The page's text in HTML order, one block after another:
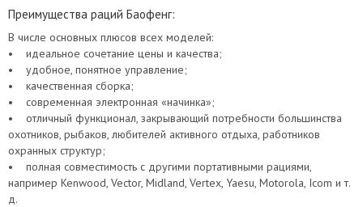
Преимущества раций Баофенг:
В числе основных плюсов всех моделей:
• идеальное сочетание цены и качества;
• удобное, понятное управление;
• качественная сборка;
• современная электронная «начинка»;
• отличный функционал, закрывающий потребности большинства
охотников, рыбаков, любителей активного отдыха, работников
охранных структур;
• полная совместимость с другими портативными рациями,
например Kenwood, Vector, Midland, Vertex, Yaesu, Motorola, Icom и т.
д.